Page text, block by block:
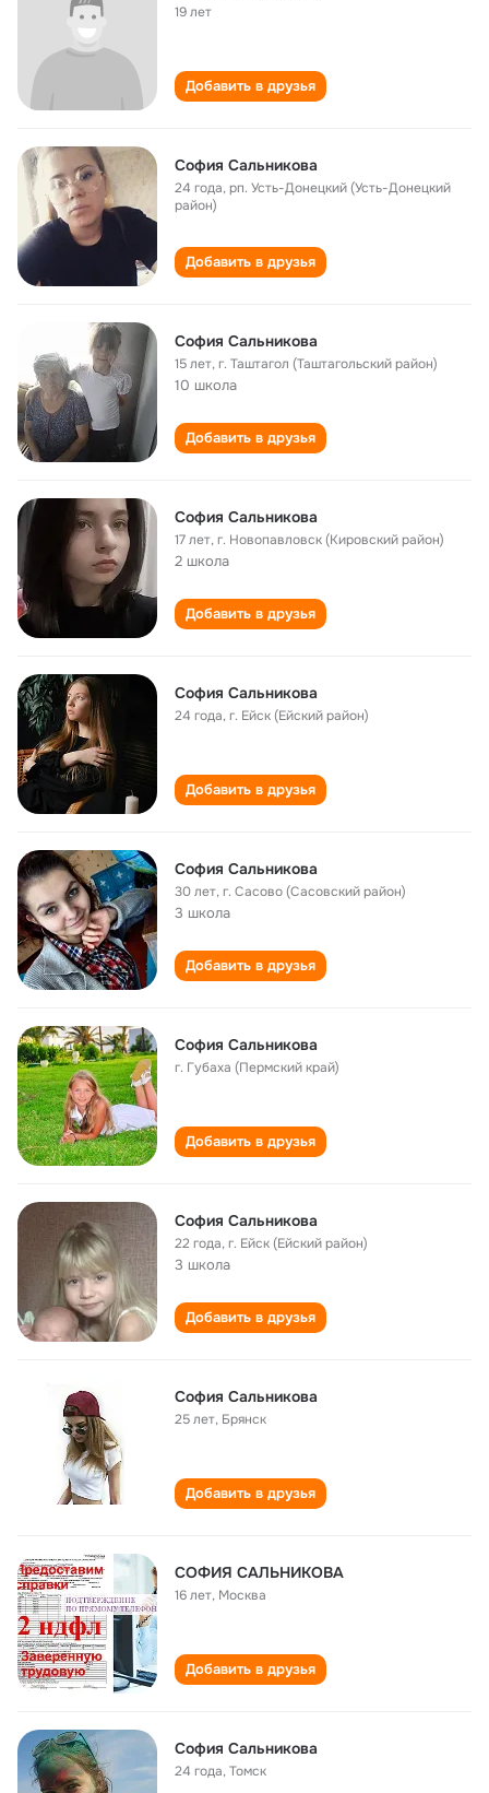
19 лет
Добавить в друзья
София Сальникова
24 года,рп. Усть-Донецкий (Усть-Донецкий
район)
Добавить в друзья
София Сальникова
15 лет,г. Таштагол (Таштагольский район)
10 школа
Добавить в друзья
София Сальникова
17 лет,г. Новопавловск (Кировский район)
2 школа
Добавить в друзья
София Сальникова
24 года,г. Ейск (Ейский район)
Добавить в друзья
София Сальникова
30 лет,г. Сасово (Сасовский район)
3 школа
Добавить в друзья
София Сальникова
г. Губаха (Пермский край)
Добавить в друзья
София Сальникова
22 года,г. Ейск (Ейский район)
3 школа
Добавить в друзья
София Сальникова
25 лет, Брянск
Добавить в друзья
СОФИЯ САЛЬНИКОВА
16 лет, Москва
Добавить в друзья
София Сальникова
24 года,Томск